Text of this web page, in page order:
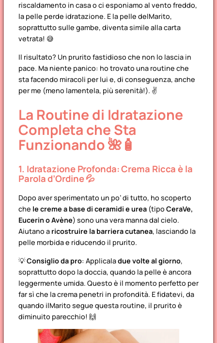
riscaldamento in casa o ci esponiamo al vento freddo,
la pelle perde idratazione. E la pelle delMarito,
soprattutto sulle gambe, diventa simile alla carta
vetrata! 😅
Il risultato? Un prurito fastidioso che non lo lascia in
pace. Ma niente panico: ho trovato una routine che
sta facendo miracoli per lui e, di conseguenza, anche
per me (meno lamentela, più serenità!). ✌️
La Routine di Idratazione
Completa che Sta
Funzionando 🌺🧴
1. Idratazione Profonda: Crema Ricca è la
Parola d’Ordine 💦
Dopo aver sperimentato un po’ di tutto, ho scoperto
che le creme a base di ceramidi e urea (tipo CeraVe,
Eucerin o Avène) sono una vera manna dal cielo.
Aiutano a ricostruire la barriera cutanea, lasciando la
pelle morbida e riducendo il prurito.
💡Consiglio da pro: Applicaladue volte al giorno,
soprattutto dopo la doccia, quando la pelle è ancora
leggermente umida. Questo è il momento perfetto per
far sì che la crema penetri in profondità. E fidatevi, da
quando ilMarito segue questa routine, il prurito è
diminuito parecchio! 🙌